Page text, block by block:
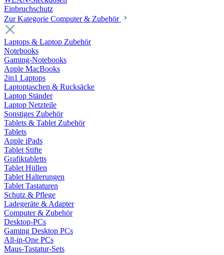
Einbruchschutz
Zur Kategorie Computer & Zubehör
Laptops & Laptop Zubehör
Notebooks
Gaming-Notebooks
Apple MacBooks
2in1 Laptops
Laptoptaschen & Rucksäcke
Laptop Ständer
Laptop Netzteile
Sonstiges Zubehör
Tablets & Tablet Zubehör
Tablets
Apple iPads
Tablet Stifte
Grafiktabletts
Tablet Hüllen
Tablet Halterungen
Tablet Tastaturen
Schutz & Pflege
Ladegeräte & Adapter
Computer & Zubehör
Desktop-PCs
Gaming Desktop PCs
All-in-One PCs
Maus-Tastatur-Sets